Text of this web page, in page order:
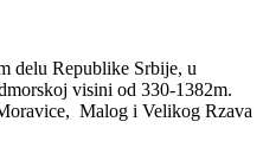
delu Republike Srbije, u
visini od 330-1382m.
Malog i Velikog Rzava